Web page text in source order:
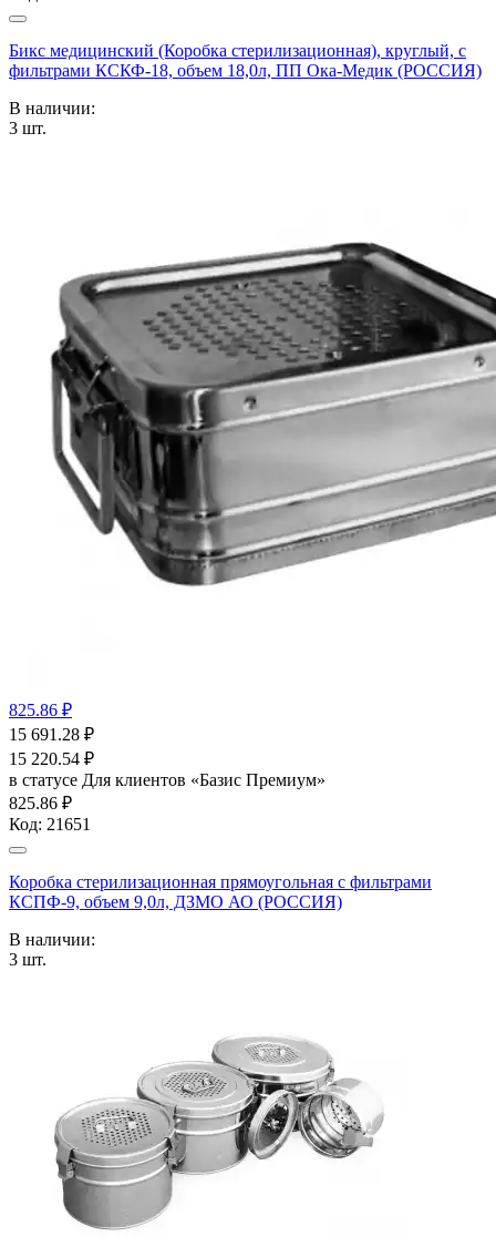
Бикс медицинский (Коробка стерилизационная), круглый, с
фильтрами КСКФ-18, объем 18,0л, ПП Ока-Медик (РОССИЯ)
В наличии:
3 шт.
825.86 ₽
15 691.28 ₽
15 220.54 ₽
в статусе Для клиентов «Базис Премиум»
825.86 ₽
Код: 21651
Коробка стерилизационная прямоугольная с фильтрами
КСПФ-9, объем 9,0л, ДЗМО АО (РОССИЯ)
В наличии:
3 шт.